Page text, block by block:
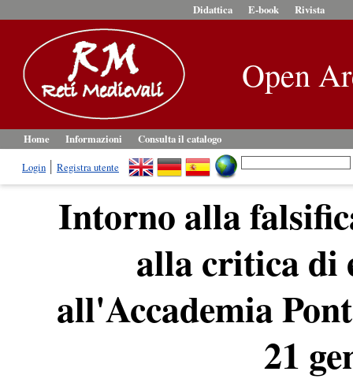
Didattica E-book Rivista
Open
Home Informazioni
Consulta il catalogo
Login
Registra utente
Intorno alla
alla critica di
all'Accademia
21